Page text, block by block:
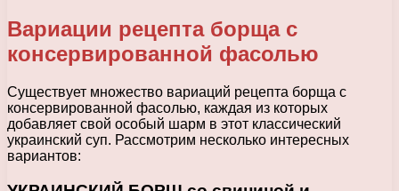
Вариации рецепта борща с
консервированной фасолью
Существует множество вариаций рецепта борща с
консервированной фасолью, каждая из которых
добавляет свой особый шарм в этот классический
украинский суп. Рассмотрим несколько интересных
вариантов: